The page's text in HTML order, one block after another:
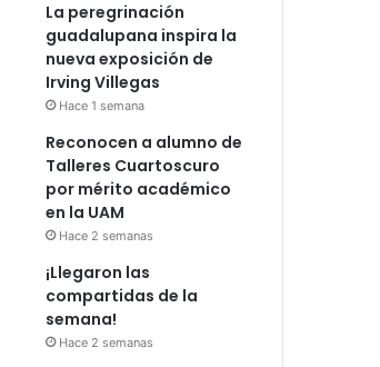
La peregrinación
guadalupana inspira la
nueva exposición de
Irving Villegas
Hace 1 semana
Reconocen a alumno de
Talleres Cuartoscuro
por mérito académico
en la UAM
Hace 2 semanas
¡Llegaron las
compartidas de la
semana!
Hace 2 semanas